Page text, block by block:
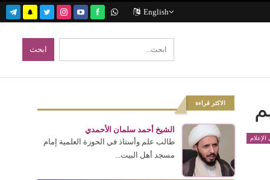
English
الاكثر قراءة
الشيخ أحمد سلمان الأحمدي
طالب علم وأستاذ في الحوزة العلمية إمام
مسجد أهل البيت...